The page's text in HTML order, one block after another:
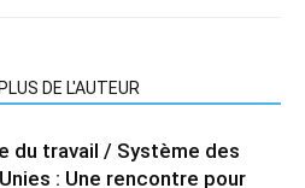
PLUS DE L'AUTEUR
du travail / Système des
: Une rencontre pour